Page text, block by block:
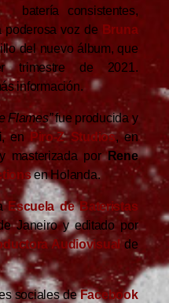
batería consistentes,
poderosa voz de Bruna
del nuevo álbum, que
trimestre de 2021.
información.
Flames”fue producida y
, en Piro-Z Studios, en
masterizada porRene
en Holanda.
Escuela de Bateristas
Janeiro y editado por
Audiovisualde
sociales deFacebook